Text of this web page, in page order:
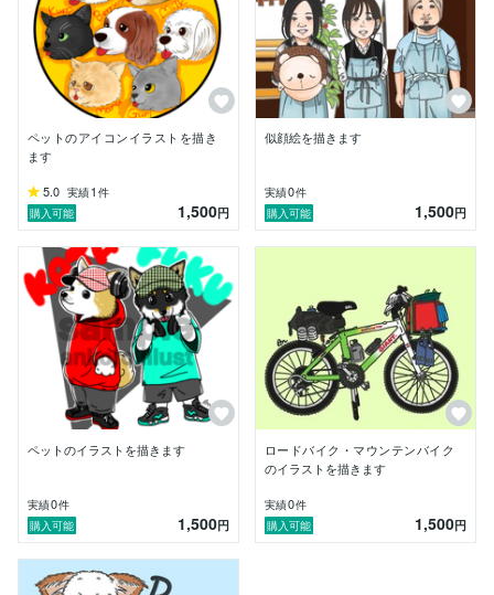
ペットのアイコンイラストを描き
ます
5.0 実績1 件
購入可能
1,500円
似顔絵を描きます
実績0件
購入可能
1,500円
ペットのイラストを描きます
実績0件
購入可能
1,500円
ロードバイク・マウンテンバイク
のイラストを描きます
実績0件
購入可能
1,500円